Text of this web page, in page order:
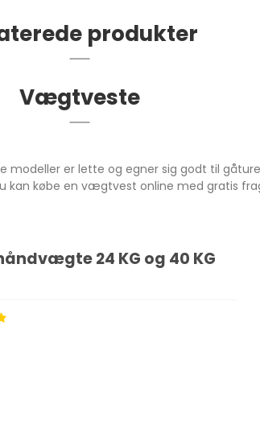
produkter
Vægtveste
modeller er lette og egner sig godt til
købe en vægtvest online med gratis
24 KG og 40 KG